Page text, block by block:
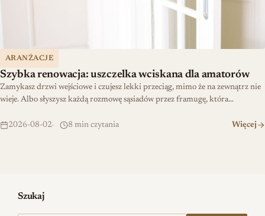
ARANŻACJE
Szybka renowacja: uszczelka wciskana dla amatorów
Zamykasz drzwi wejściowe i czujesz lekki przeciąg, mimo że na zewnątrz nie
wieje. Albo słyszysz każdą rozmowę sąsiadów przez framugę, która…
2026-08-02 8 min czytania Więcej
Szukaj